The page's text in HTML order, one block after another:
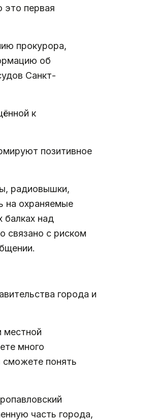
это первая
прокурора,
об
Санкт-
к
позитивное
радиовышки,
на охраняемые
балках над
связано с риском
города и
местной
много
сможете понять
часть города,